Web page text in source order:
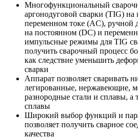
Многофункциональный
аргонодуговой сварки (TIG)
переменном токе (AC), ручной
на постоянном (DC) и
импульсные режимы для TIG
получить сварочный процесс
как следствие уменьшить
сварки
Аппарат позволяет сваривать
легированные, нержавеющие,
разнородные стали и сплавы,
сплавы
Широкий выбор функций и
позволяет получить сварное
качества